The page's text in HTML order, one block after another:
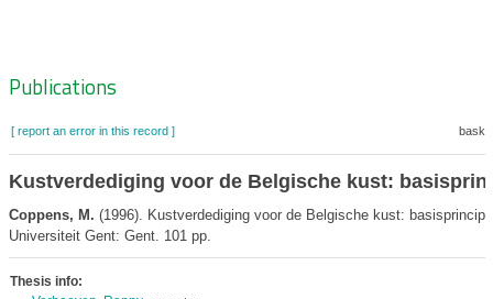
Zoeknavigatie
Publications
[ report an error in this record ]
Kustverdediging voor de Belgische kust:
Coppens, M. (1996). Kustverdediging voor de Belgische kust:
Universiteit Gent: Gent. 101 pp.
Thesis info: